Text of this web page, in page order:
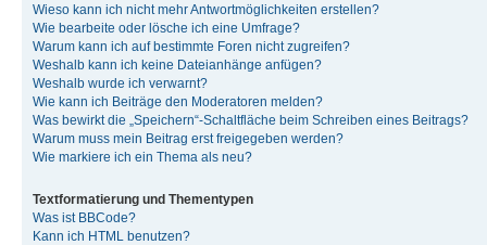
Wieso kann ich nicht mehr Antwortmöglichkeiten erstellen?
Wie bearbeite oder lösche ich eine Umfrage?
Warum kann ich auf bestimmte Foren nicht zugreifen?
Weshalb kann ich keine Dateianhänge anfügen?
Weshalb wurde ich verwarnt?
Wie kann ich Beiträge den Moderatoren melden?
Was bewirkt die „Speichern“-Schaltfläche beim Schreiben eines Beitrags?
Warum muss mein Beitrag erst freigegeben werden?
Wie markiere ich ein Thema als neu?
Textformatierung und Thementypen
Was ist BBCode?
Kann ich HTML benutzen?